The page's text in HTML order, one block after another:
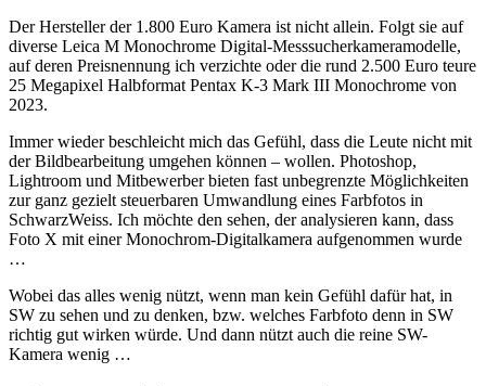
Der Hersteller der 1.800 Euro Kamera ist nicht allein. Folgt sie auf
diverse Leica M Monochrome Digital-Messsucherkameramodelle,
auf deren Preisnennung ich verzichte oder die rund 2.500 Euro teure
25 Megapixel Halbformat Pentax K-3 Mark III Monochrome von
2023.
Immer wieder beschleicht mich das Gefühl, dass die Leute nicht mit
der Bildbearbeitung umgehen können – wollen. Photoshop,
Lightroom und Mitbewerber bieten fast unbegrenzte Möglichkeiten
zur ganz gezielt steuerbaren Umwandlung eines Farbfotos in
SchwarzWeiss. Ich möchte den sehen, der analysieren kann, dass
Foto X mit einer Monochrom-Digitalkamera aufgenommen wurde
…
Wobei das alles wenig nützt, wenn man kein Gefühl dafür hat, in
SW zu sehen und zu denken, bzw. welches Farbfoto denn in SW
richtig gut wirken würde. Und dann nützt auch die reine SW-
Kamera wenig …